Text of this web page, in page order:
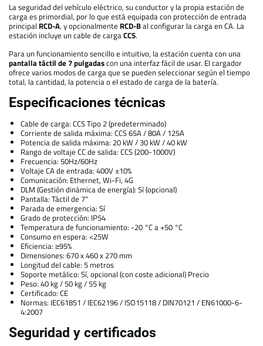
La seguridad del vehículo eléctrico, su conductor y la propia estación de
carga es primordial, por lo que está equipada con protección de entrada
principal RCD-A, y opcionalmente RCD-Bal configurar la carga en CA. La
estación incluye un cable de cargaCCS.
Para un funcionamiento sencillo e intuitivo, la estación cuenta con una
pantalla táctil de 7 pulgadascon una interfaz fácil de usar. El cargador
ofrece varios modos de carga que se pueden seleccionar según el tiempo
total, la cantidad, la potencia o el estado de carga de la batería.
Especificaciones técnicas
Cable de carga: CCS Tipo 2 (predeterminado)
Corriente de salida máxima: CCS 65A / 80A / 125A
Potencia de salida máxima: 20 kW / 30 kW / 40 kW
Rango de voltaje CC de salida: CCS (200-1000V)
Frecuencia: 50Hz/60Hz
Voltaje CA de entrada: 400V ±10%
Comunicación: Ethernet, Wi-Fi, 4G
DLM (Gestión dinámica de energía): Sí (opcional)
Pantalla: Táctil de 7"
Parada de emergencia: Sí
Grado de protección: IP54
Temperatura de funcionamiento: -20 °C a +50 °C
Consumo en espera: <25W
Eficiencia: ≥95%
Dimensiones: 670 x 460 x 270 mm
Longitud del cable: 5 metros
Soporte metálico: Sí, opcional (con coste adicional) Precio
Peso: 40 kg / 50 kg / 55 kg
Certificado: CE
Normas: IEC61851 / IEC62196 / ISO15118 / DIN70121 / EN61000-6-
4:2007
Seguridad y certificados